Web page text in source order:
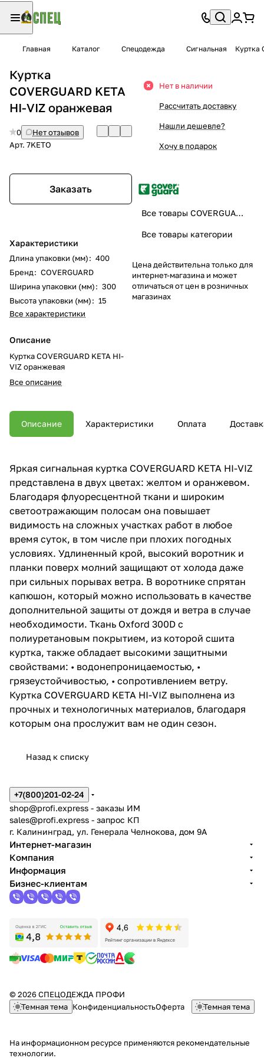
Главная Каталог Спецодежда Сигнальная Куртка
Куртка
COVERGUARD KETA
HI-VIZ оранжевая
0
Нет отзывов
Арт. 7KETO
Заказать
Характеристики
Длина упаковки (мм): 400
Бренд: COVERGUARD
Ширина упаковки (мм): 300
Высота упаковки (мм): 15
Все характеристики
Описание
Куртка COVERGUARD KETA HI-
VIZ оранжевая
Все описание
Нет в наличии
Рассчитать доставку
Нашли дешевле?
Хочу в подарок
Все товары COVERGUARD
Все товары категории
Цена действительна только для
интернет-магазина и может
отличаться от цен в розничных
магазинах
Описание Характеристики Оплата
Яркая сигнальная куртка COVERGUARD KETA HI-VIZ
представлена в двух цветах: желтом и оранжевом.
Благодаря флуоресцентной ткани и широким
светоотражающим полосам она повышает
видимость на сложных участках работ в любое
время суток, в том числе при плохих погодных
условиях. Удлиненный крой, высокий воротник и
планки поверх молний защищают от холода даже
при сильных порывах ветра. В воротнике спрятан
капюшон, который можно использовать в качестве
дополнительной защиты от дождя и ветра в случае
необходимости. Ткань Oxford 300D с
полиуретановым покрытием, из которой сшита
куртка, также обладает высокими защитными
свойствами: • водонепроницаемостью, •
грязеустойчивостью, • сопротивлением ветру.
Куртка COVERGUARD KETA HI-VIZ выполнена из
прочных и технологичных материалов, благодаря
которым она прослужит вам не один сезон.
Назад к списку
+7(800)201-02-24
shop@profi.express - заказы ИМ
sales@profi.express - запрос КП
г. Калининград, ул. Генерала Челнокова, дом 9A
Интернет-магазин
Компания
Информация
Бизнес-клиентам
© 2026 СПЕЦОДЕЖДА ПРОФИ
Темная тема КонфиденциальностьОферта Темная тема
На информационном ресурсе применяются рекомендательные
технологии.